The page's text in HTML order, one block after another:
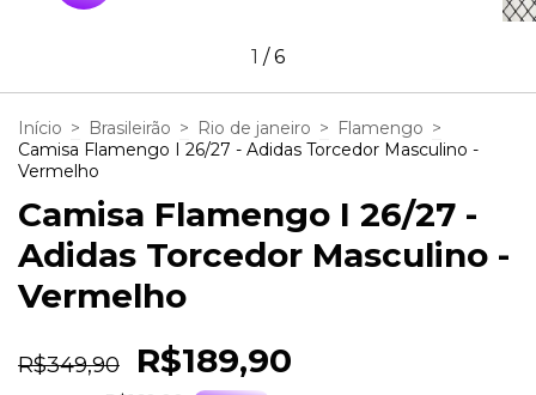
1 /6
Início > Brasileirão > Rio de janeiro > Flamengo >
Camisa Flamengo I 26/27 - Adidas Torcedor Masculino -
Vermelho
Camisa Flamengo I 26/27 -
Adidas Torcedor Masculino -
Vermelho
R$349,90 R$189,90